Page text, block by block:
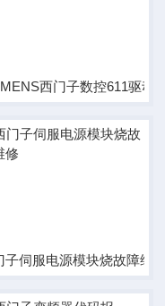
维修 西门子数控611驱动
子伺服电源模块烧故障维